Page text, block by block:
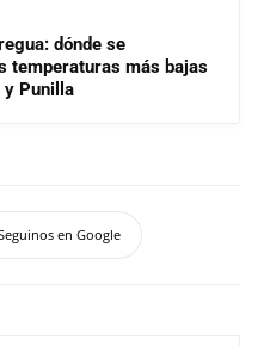
dónde se
temperaturas más bajas
y Punilla
en Google